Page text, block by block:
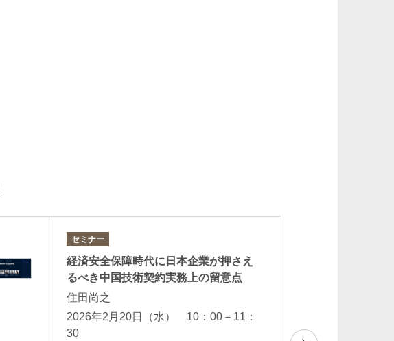
セミナー
経済安全保障時代に日本企業が押さえ
るべき中国技術契約実務上の留意点
住田尚之
2026年2月20日（水） 10：00－11：
30
檜森知隆